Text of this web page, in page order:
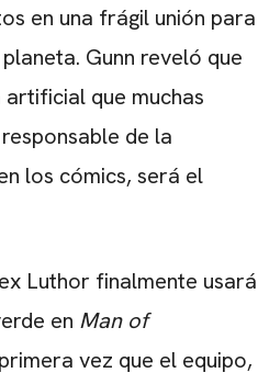
en una frágil unión para
Gunn reveló que
artificial que muchas
de la
los cómics, será el
Luthor finalmente usará
en Man of
vez que el equipo,